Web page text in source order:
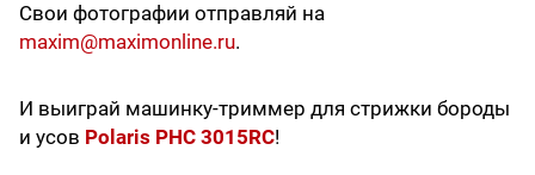
Свои фотографии отправляй на
maxim@maximonline.ru.
И выиграй машинку-триммер для стрижки бороды
и усов Polaris PHC 3015RC!